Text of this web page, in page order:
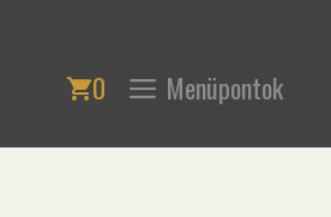
0 Menüpontok